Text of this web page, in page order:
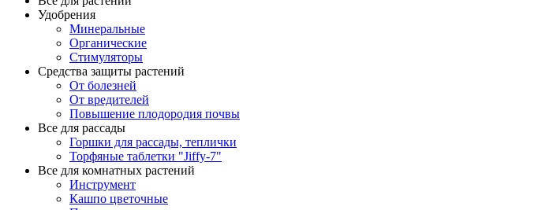
Удобрения
Минеральные
Органические
Стимуляторы
Средства защиты растений
От болезней
От вредителей
Повышение плодородия почвы
Все для рассады
Горшки для рассады, теплички
Торфяные таблетки "Jiffy-7"
Все для комнатных растений
Инструмент
Кашпо цветочные